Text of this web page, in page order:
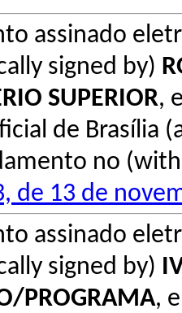
assinado
signed by)
SUPERIOR,
de Brasília
no
de 13 de
assinado
signed by)
PROGRAMA,